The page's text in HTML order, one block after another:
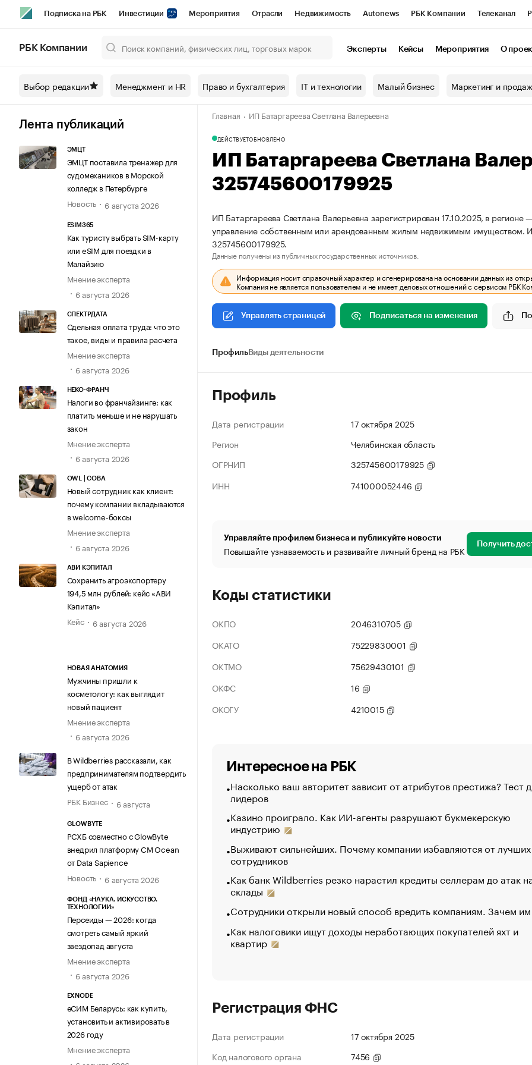
Подписка на РБК Инвестиции Мероприятия Отрасли Недвижимость Autonews РБК Компании Телеканал
Спецпроекты СПб Конференции СПб Спецпроекты Проверка контрагентов
Технологии и медиа Рынок наличной валюты
РБК Компании Эксперты Кейсы Мероприятия О
Выбор редакции Менеджмент и HR Право и бухгалтерия IT и технологии Малый бизнес Маркетинг и
Лента публикаций
ЭМЦТ
ЭМЦТ поставила тренажер для
судомехаников в Морской
колледж в Петербурге
Новость
6 августа 2026
ESIM365
Как туристу выбрать SIM-карту
или eSIM для поездки в
Малайзию
Мнение эксперта
6 августа 2026
СПЕКТРДАТА
Сдельная оплата труда: что это
такое, виды и правила расчета
Мнение эксперта
6 августа 2026
НЕКО-ФРАНЧ
Налоги во франчайзинге: как
платить меньше и не нарушать
закон
Мнение эксперта
6 августа 2026
OWL | СОВА
Новый сотрудник как клиент:
почему компании вкладываются
в welcome-боксы
Мнение эксперта
6 августа 2026
АВИ КЭПИТАЛ
Сохранить агроэкспортеру
194,5 млн рублей: кейс «АВИ
Кэпитал»
Кейс
6 августа 2026
НОВАЯ АНАТОМИЯ
Мужчины пришли к
косметологу: как выглядит
новый пациент
Мнение эксперта
6 августа 2026
В Wildberries рассказали, как
предпринимателям подтвердить
ущерб от атак
РБК Бизнес
6 августа
GLOWBYTE
РСХБ совместно с GlowByte
внедрил платформу CM Ocean
от Data Sapience
Новость
6 августа 2026
ФОНД «НАУКА. ИСКУССТВО.
ТЕХНОЛОГИИ»
Персеиды — 2026: когда
смотреть самый яркий
звездопад августа
Мнение эксперта
6 августа 2026
EXNODE
еСИМ Беларусь: как купить,
установить и активировать в
2026 году
Мнение эксперта
Главная ИП Батаргареева Светлана Валерьевна
ДЕЙСТВУЕТОБНОВЛЕНО
ИП Батаргареева Светлана
325745600179925
ИП Батаргареева Светлана Валерьевна зарегистрирован 17.10.2025, в
управление собственным или арендованным жилым недвижимым
325745600179925.
Данные получены из публичных государственных источников.
Информация носит справочный характер и сгенерирована на основании данных из
Компания не является пользователем и не имеет деловых отношений с сервисом РБК
Управлять страницей Подписаться на изменения
ПрофильВиды деятельности
Профиль
Дата регистрации
17 октября 2025
Регион
Челябинская область
ОГРНИП
325745600179925
ИНН
741000052446
Управляйте профилем бизнеса и публикуйте новости
Повышайте узнаваемость и развивайте личный бренд на РБК Получить
Коды статистики
ОКПО
2046310705
ОКАТО
75229830001
ОКТМО
75629430101
ОКФС
16
ОКОГУ
4210015
Интересное на РБК
Насколько ваш авторитет зависит от атрибутов престижа? Тест
лидеров
Казино проиграло. Как ИИ-агенты разрушают букмекерскую
индустрию
Выживают сильнейших. Почему компании избавляются от лучших
сотрудников
Как банк Wildberries резко нарастил кредиты селлерам до атак
склады
Сотрудники открыли новый способ вредить компаниям. Зачем
Как налоговики ищут доходы неработающих покупателей яхт и
квартир
Регистрация ФНС
Дата регистрации
17 октября 2025
Код налогового органа
7456